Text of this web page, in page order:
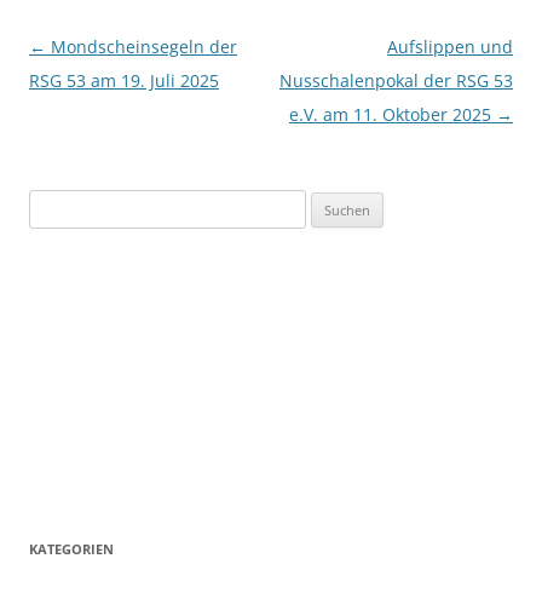
Beitragsnavigation
← Mondscheinsegeln der
RSG 53 am 19. Juli 2025
Aufslippen und
Nusschalenpokal der RSG 53
e.V. am 11. Oktober 2025 →
nach:
KATEGORIEN